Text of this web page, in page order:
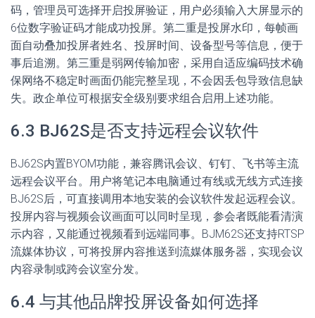
码，管理员可选择开启投屏验证，用户必须输入大屏显示的
6位数字验证码才能成功投屏。第二重是投屏水印，每帧画
面自动叠加投屏者姓名、投屏时间、设备型号等信息，便于
事后追溯。第三重是弱网传输加密，采用自适应编码技术确
保网络不稳定时画面仍能完整呈现，不会因丢包导致信息缺
失。政企单位可根据安全级别要求组合启用上述功能。
6.3 BJ62S是否支持远程会议软件
BJ62S内置BYOM功能，兼容腾讯会议、钉钉、飞书等主流
远程会议平台。用户将笔记本电脑通过有线或无线方式连接
BJ62S后，可直接调用本地安装的会议软件发起远程会议。
投屏内容与视频会议画面可以同时呈现，参会者既能看清演
示内容，又能通过视频看到远端同事。BJM62S还支持RTSP
流媒体协议，可将投屏内容推送到流媒体服务器，实现会议
内容录制或跨会议室分发。
6.4 与其他品牌投屏设备如何选择